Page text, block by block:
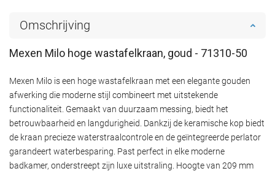
Omschrijving
Mexen Milo hoge wastafelkraan, goud - 71310-50
Mexen Milo is een hoge wastafelkraan met een elegante gouden
afwerking die moderne stijl combineert met uitstekende
functionaliteit. Gemaakt van duurzaam messing, biedt het
betrouwbaarheid en langdurigheid. Dankzij de keramische kop biedt
de kraan precieze waterstraalcontrole en de geïntegreerde perlator
garandeert waterbesparing. Past perfect in elke moderne
badkamer, onderstreept zijn luxe uitstraling. Hoogte van 209 mm